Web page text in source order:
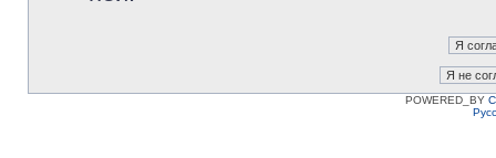
POWERED_BY